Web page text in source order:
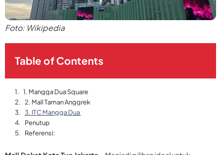
Foto: Wikipedia
Table of Contents
1. Mangga Dua Square
2. Mall Taman Anggrek
3. ITC Mangga Dua
Penutup
Referensi: